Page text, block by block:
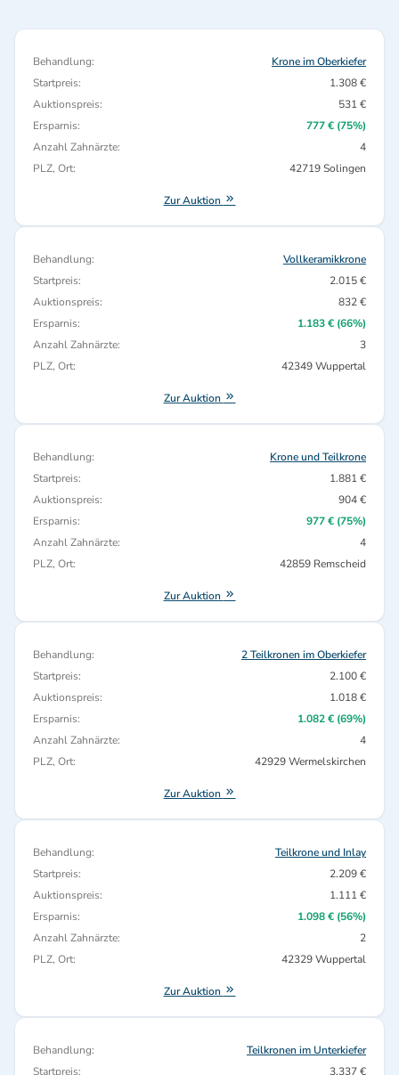
Behandlung:
Krone im Oberkiefer
Startpreis:
1.308 €
Auktionspreis:
531 €
Ersparnis:
777 € (75%)
Anzahl Zahnärzte:
4
PLZ, Ort:
42719 Solingen
Zur Auktion
Behandlung:
Vollkeramikkrone
Startpreis:
2.015 €
Auktionspreis:
832 €
Ersparnis:
1.183 € (66%)
Anzahl Zahnärzte:
3
PLZ, Ort:
42349 Wuppertal
Zur Auktion
Behandlung:
Krone und Teilkrone
Startpreis:
1.881 €
Auktionspreis:
904 €
Ersparnis:
977 € (75%)
Anzahl Zahnärzte:
4
PLZ, Ort:
42859 Remscheid
Zur Auktion
Behandlung:
2 Teilkronen im Oberkiefer
Startpreis:
2.100 €
Auktionspreis:
1.018 €
Ersparnis:
1.082 € (69%)
Anzahl Zahnärzte:
4
PLZ, Ort:
42929 Wermelskirchen
Zur Auktion
Behandlung:
Teilkrone und Inlay
Startpreis:
2.209 €
Auktionspreis:
1.111 €
Ersparnis:
1.098 € (56%)
Anzahl Zahnärzte:
2
PLZ, Ort:
42329 Wuppertal
Zur Auktion
Behandlung:
Teilkronen im Unterkiefer
Startpreis:
3.337 €